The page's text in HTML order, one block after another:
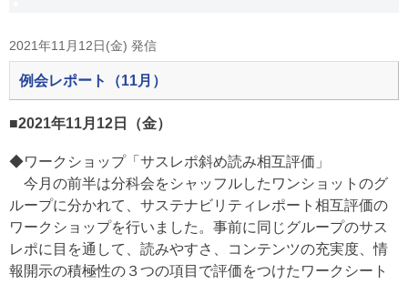
2021年11月12日(金) 発信
例会レポート（11月）
■2021年11月12日（金）
◆ワークショップ「サスレポ斜め読み相互評価」
今月の前半は分科会をシャッフルしたワンショットのグ
ループに分かれて、サステナビリティレポート相互評価の
ワークショップを行いました。 事前に同じグループのサス
レポに目を通して、読みやすさ、コンテンツの充実度、情
報開示の積極性の３つの項目で評価をつけたワークシート